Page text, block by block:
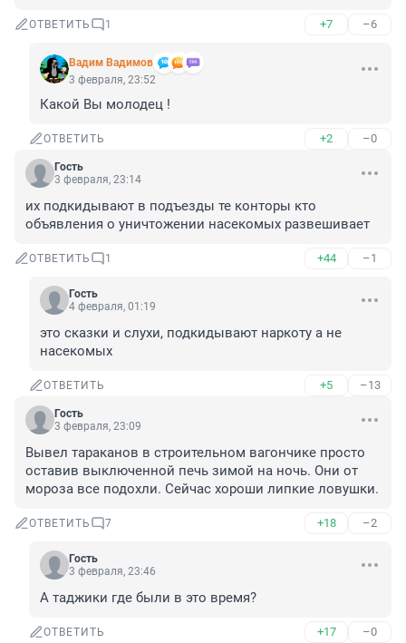
ОТВЕТИТЬ 1 +7 –6
Вадим Вадимов
3 февраля, 23:52
Какой Вы молодец !
ОТВЕТИТЬ +2 –0
Гость
3 февраля, 23:14
их подкидывают в подъезды те конторы кто
объявления о уничтожении насекомых развешивает
ОТВЕТИТЬ 1 +44 –1
Гость
4 февраля, 01:19
это сказки и слухи, подкидывают наркоту а не
насекомых
ОТВЕТИТЬ +5 –13
Гость
3 февраля, 23:09
Вывел тараканов в строительном вагончике просто
оставив выключенной печь зимой на ночь. Они от
мороза все подохли. Сейчас хороши липкие ловушки.
ОТВЕТИТЬ 7 +18 –2
Гость
3 февраля, 23:46
А таджики где были в это время?
ОТВЕТИТЬ +17 –0